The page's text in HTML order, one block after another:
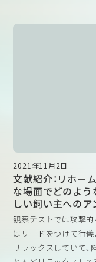
において最もよく
歩を促すためにど
ほとんど情報がな
った。調査の結果、
容できる」から「素
も残されていた。
1）実験を行う研究
2）実験操作によっ
のモニタリングの
3）痛みや苦痛を感
アメリカの動物実験
の動物実験に関する
がありました。そこ
ているか、会員にア
す。
今回の調査では、95
る」から「優れている
水準向上を正当化す
の福祉向上の主な制
2021年11月2日
文献紹介：リホー
な場面でどのよう
しい飼い主への
観察テストでは攻撃
はリードをつけて行儀
リラックスしていて